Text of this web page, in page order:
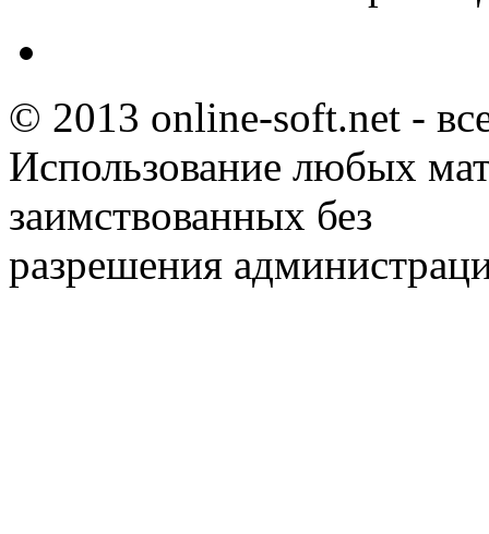
© 2013 online-soft.net -
Использование любых
заимствованных без
разрешения